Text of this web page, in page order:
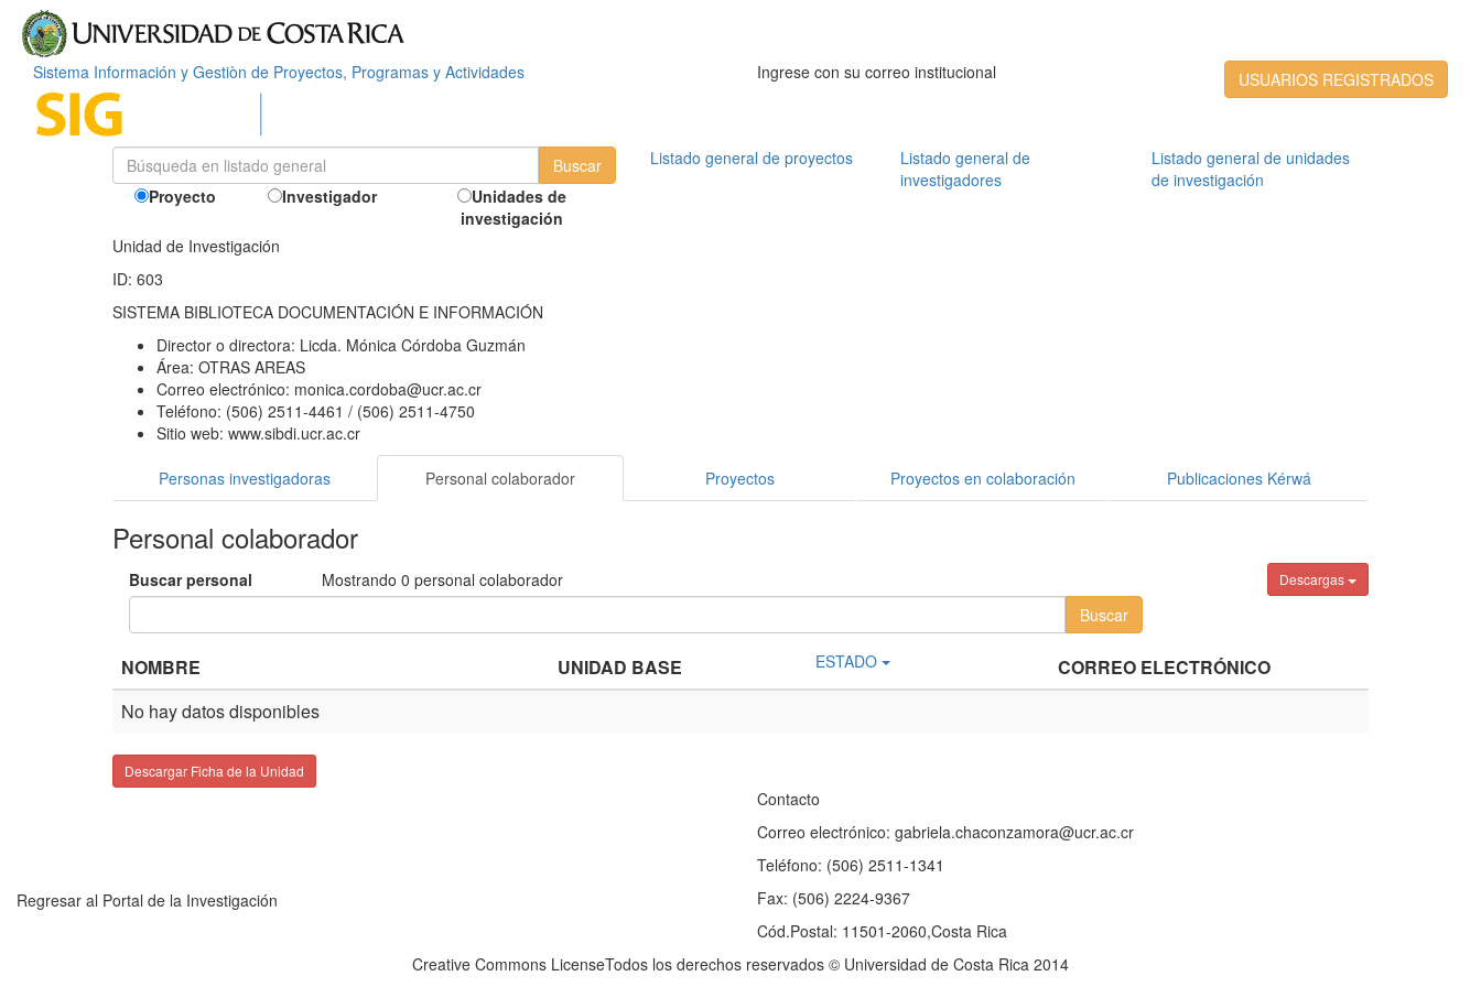
Sistema Información y Gestiòn de Proyectos, Programas y Actividades USUARIOS REGISTRADOS
Ingrese con su correo institucional
Proyecto Investigador
Unidades de
investigación
Listado general de proyectos
Listado general de
investigadores
Listado general de unidades
de investigación
Unidad de Investigación
ID: 603
SISTEMA BIBLIOTECA DOCUMENTACIÓN E INFORMACIÓN
Director o directora: Licda. Mónica Córdoba Guzmán
Área: OTRAS AREAS
Correo electrónico: monica.cordoba@ucr.ac.cr
Teléfono: (506) 2511-4461 / (506) 2511-4750
Sitio web: www.sibdi.ucr.ac.cr
Personas investigadoras Personal colaborador Proyectos Proyectos en colaboración Publicaciones Kérwá
Personal colaborador
Descargas
Buscar personal Mostrando 0 personal colaborador
NOMBRE UNIDAD BASE ESTADO
CORREO ELECTRÓNICO
No hay datos disponibles
Descargar Ficha de la Unidad
Regresar al Portal de la Investigación
Contacto
Correo electrónico: gabriela.chaconzamora@ucr.ac.cr
Teléfono: (506) 2511-1341
Fax: (506) 2224-9367
Cód.Postal: 11501-2060,Costa Rica
Creative Commons LicenseTodos los derechos reservados © Universidad de Costa Rica 2014